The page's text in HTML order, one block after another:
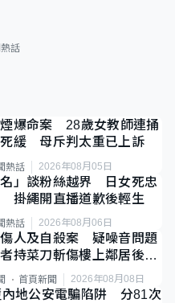
話
爆命案 28歲女教師連捅
死緩 母斥判太重已上訴
熱話 2026年08月05日
」談粉絲越界 日女死忠
掛繩開直播道歉後輕生
熱話 2026年08月06日
人及自殺案 疑噪音問題
持菜刀斬傷樓上鄰居後墮
首頁新聞 2026年08月08日
內地公安電騙陷阱 分81次